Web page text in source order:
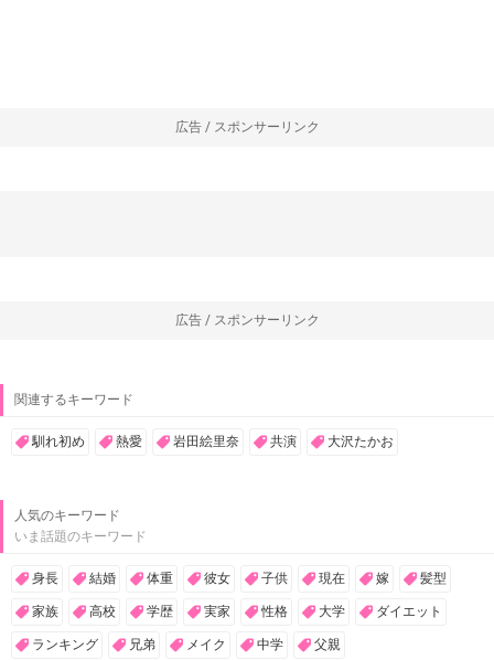
広告 / スポンサーリンク
広告 / スポンサーリンク
関連するキーワード
馴れ初め 熱愛 岩田絵里奈 共演 大沢たかお
人気のキーワード
いま話題のキーワード
身長 結婚 体重 彼女 子供 現在 嫁 髪型
家族 高校 学歴 実家 性格 大学 ダイエット
ランキング 兄弟 メイク 中学 父親